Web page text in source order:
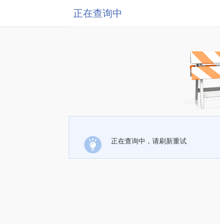
正在查询中
正在查询中，请刷新重试